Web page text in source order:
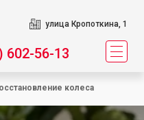
улица Кропоткина, 1
602-56-13
колеса